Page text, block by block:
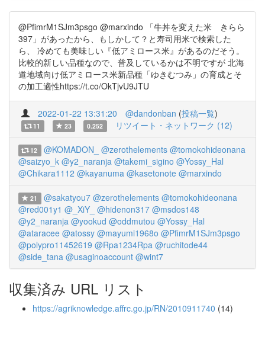
@PfimrM1SJm3psgo @marxindo 「牛丼を変えた米 きらら
397」があったから、もしかして？と寿司用米で検索した
ら、 冷めても美味しい『低アミロース米』があるのだそう。
比較的新しい品種なので、普及しているかは不明ですが 北海
道地域向け低アミロース米新品種「ゆきむつみ」の育成とそ
の加工適性https://t.co/OkTjvU9JTU
2022-01-22 13:31:20 @dandonban (投稿一覧)
11 23 0.252 リツイート・ネットワーク (12)
12 @KOMADON_ @zerothelements @tomokohideonana
@saizyo_k @y2_naranja @takemi_sigino @Yossy_Hal
@Chikara1112 @kayanuma @kasetonote @marxindo
21 @sakatyou7 @zerothelements @tomokohideonana
@red001y1 @_XiY_ @hidenon317 @msdos148
@y2_naranja @yookud @oddmutou @Yossy_Hal
@ataracee @atossy @mayumi1968o @PfimrM1SJm3psgo
@polypro11452619 @Rpa1234Rpa @ruchitode44
@side_tana @usaginoaccount @wint7
収集済み URL リスト
https://agriknowledge.affrc.go.jp/RN/2010911740 (14)